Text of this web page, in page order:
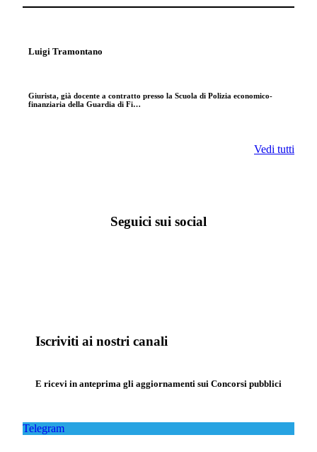
Luigi Tramontano
Giurista, già docente a contratto presso la Scuola di Polizia economico-
finanziaria della Guardia di Fi…
Vedi tutti
Seguici sui social
Iscriviti ai nostri canali
E ricevi in anteprima gli aggiornamenti sui Concorsi pubblici
Telegram